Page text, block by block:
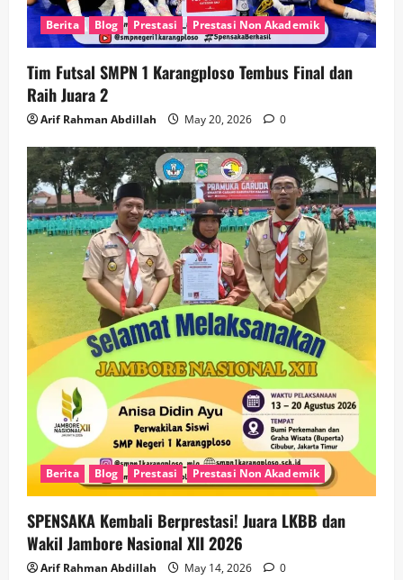
Berita Blog Prestasi Prestasi Non Akademik
Tim Futsal SMPN 1 Karangploso Tembus Final dan
Raih Juara 2
Arif Rahman Abdillah May 20, 2026 0
Berita Blog Prestasi Prestasi Non Akademik
SPENSAKA Kembali Berprestasi! Juara LKBB dan
Wakil Jambore Nasional XII 2026
Arif Rahman Abdillah May 14, 2026 0